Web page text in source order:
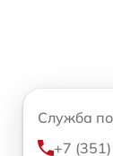
Служба
+7